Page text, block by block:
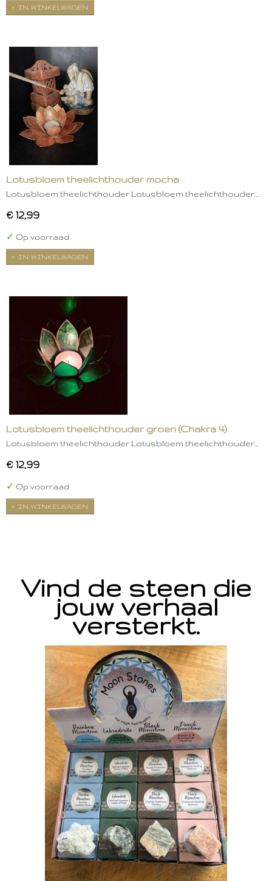
IN WINKELWAGEN
Lotusbloem theelichthouder mocha
Lotusbloem theelichthouder Lotusbloem theelichthouder…
€ 12,99
✓ Op voorraad
IN WINKELWAGEN
Lotusbloem theelichthouder groen (Chakra 4)
Lotusbloem theelichthouder Lotusbloem theelichthouder…
€ 12,99
✓ Op voorraad
IN WINKELWAGEN
Vind de steen die
jouw verhaal
versterkt.